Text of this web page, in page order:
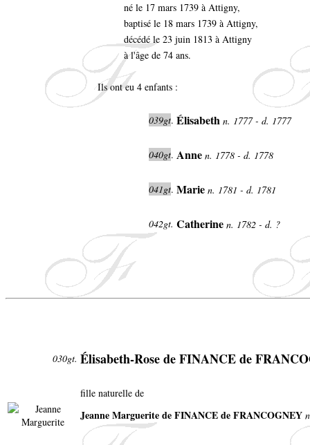
né le 17 mars 1739 à Attigny,
baptisé le 18 mars 1739 à Attigny,
décédé le 23 juin 1813 à Attigny
à l'âge de 74 ans.
Ils ont eu 4 enfants :
039gt. Élisabeth n. 1777 - d. 1777
040gt. Anne n. 1778 - d. 1778
041gt. Marie n. 1781 - d. 1781
042gt. Catherine n. 1782 - d. ?
030gt. Élisabeth-Rose de FINANCE de
fille naturelle de
Jeanne Marguerite de FINANCE de FRANCOGNEY